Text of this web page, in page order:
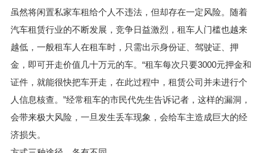
虽然将闲置私家车租给个人不违法，但却存在一定风险。随着
汽车租赁行业的不断发展，竞争日益激烈，租车人门槛也越来
越低，一般租车人在租车时，只需出示身份证、驾驶证、押
金，即可开走价值几十万元的车。“租车每次只要3000元押金和
证件，就能很快把车开走，在此过程中，租赁公司并未进行个
人信息核查。”经常租车的市民代先生告诉记者，这样的漏洞，
会带来极大风险，一旦发生丢车现象，会给车主造成巨大的经
济损失。